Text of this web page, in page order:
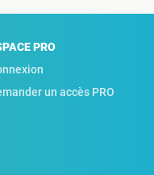
PRO
un accès PRO